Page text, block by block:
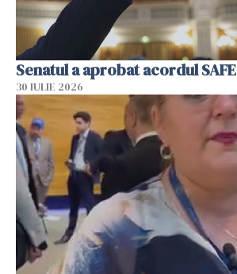
Senatul a aprobat acordul SAFE
30 IULIE 2026